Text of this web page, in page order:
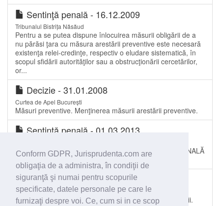
Conform GDPR, Jurisprudenta.com are
obligaţia de a administra, în condiţii de
siguranţă şi numai pentru scopurile
specificate, datele personale pe care le
furnizaţi despre voi. Ce, cum si in ce scop
Sentinţă penală - 16.12.2009
Tribunalul Bistrița Năsăud
Pentru a se putea dispune înlocuirea măsurii obligării de a
nu părăsi ţara cu măsura arestării preventive este necesară
existenţa relei-credinţe, respectiv o eludare sistematică, în
scopul sfidării autorităţilor sau a obstrucţionării cercetărilor,
or...
Decizie - 31.01.2008
Curtea de Apel București
Măsuri preventive. Menţinerea măsurii arestării preventive.
Sentinţă penală - 01.03.2013
RECURS INLOCUIRE ART. 145 COD PROCEDURĂ PENALĂ
CU MASURA ARESTULUI PREVENTIV
Decizie - 06.10.2008
Curtea de Apel Alba Iulia
Arestare preventivă. Înlocuirea măsurii în cursul judecăţii.